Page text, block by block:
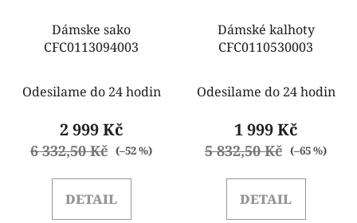
Dámske sako
CFC0113094003
Odesilame do 24 hodin
2 999 Kč
6 332,50 Kč (–52 %)
DETAIL
Dámské kalhoty
CFC0110530003
Odesilame do 24 hodin
1 999 Kč
5 832,50 Kč (–65 %)
DETAIL